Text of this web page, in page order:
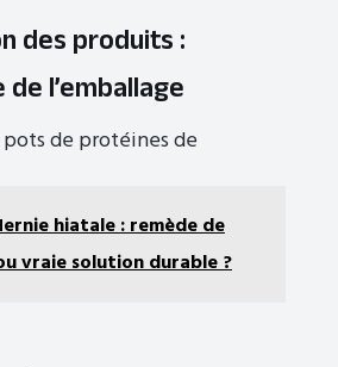
des produits :
de l’emballage
de protéines de
hiatale : remède de
vraie solution durable ?